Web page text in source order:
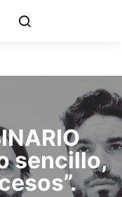
sencillo,